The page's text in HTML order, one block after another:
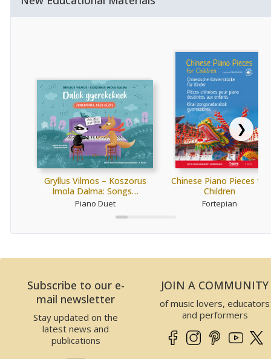
Gryllus Vilmos – Koszorus
Imola Dalma: Songs…
Piano Duet
Chinese Piano Pieces for
Children
Fortepian
❯
Subscribe to our e-
mail newsletter
Stay updated on the
latest news and
publications
JOIN A COMMUNITY
of music lovers, educators
and performers